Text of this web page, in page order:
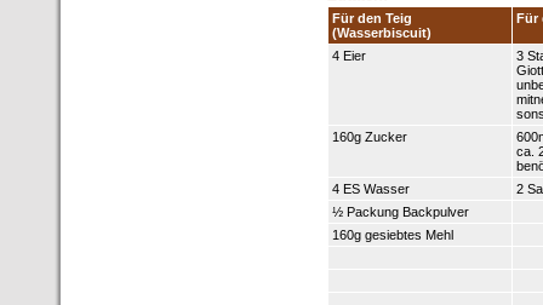
Für den Teig
(Wasserbiscuit)
Für
4 Eier
3
160g Zucker
ca.
4 ES Wasser
2
½ Packung Backpulver
160g gesiebtes Mehl